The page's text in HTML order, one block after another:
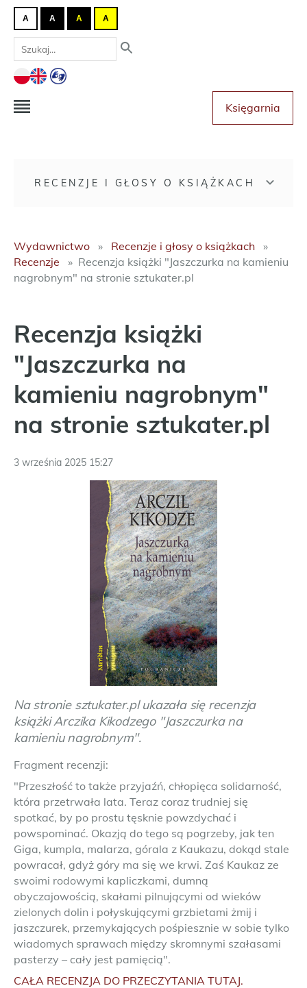
A A A A
Księgarnia
RECENZJE I GŁOSY O KSIĄŻKACH
Wydawnictwo
Recenzje i głosy o książkach
Recenzje
Recenzja książki "Jaszczurka na kamieniu
nagrobnym" na stronie sztukater.pl
Recenzja książki
"Jaszczurka na
kamieniu nagrobnym"
na stronie sztukater.pl
3 września 2025 15:27
Na stronie sztukater.pl ukazała się recenzja
książki Arczika Kikodzego "Jaszczurka na
kamieniu nagrobnym".
Fragment recenzji:
"Przeszłość to także przyjaźń, chłopięca solidarność,
która przetrwała lata. Teraz coraz trudniej się
spotkać, by po prostu tęsknie powzdychać i
powspominać. Okazją do tego są pogrzeby, jak ten
Giga, kumpla, malarza, górala z Kaukazu, dokąd stale
powracał, gdyż góry ma się we krwi. Zaś Kaukaz ze
swoimi rodowymi kapliczkami, dumną
obyczajowością, skałami pilnującymi od wieków
zielonych dolin i połyskującymi grzbietami żmij i
jaszczurek, przemykających pośpiesznie w sobie tylko
wiadomych sprawach między skromnymi szałasami
pasterzy – cały jest pamięcią".
CAŁA RECENZJA DO PRZECZYTANIA TUTAJ.